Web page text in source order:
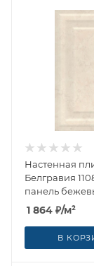
Настенная
Белгравия
панель
обрезной
от Kerama
(Россия)
1 864 ₽/м²
В